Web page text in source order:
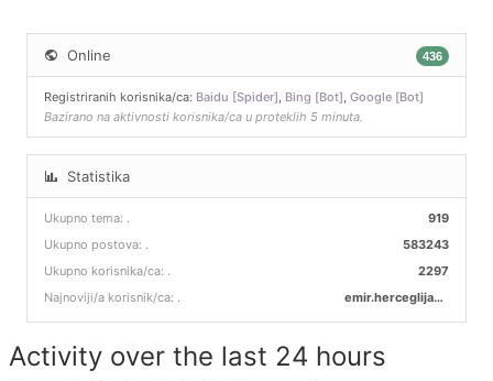
Online 436
Registriranih korisnika/ca: Baidu [Spider], Bing [Bot], Google [Bot]
Bazirano na aktivnosti korisnika/ca u proteklih 5 minuta.
Statistika
Ukupno tema: 919
.
Ukupno postova:
583243
.
Ukupno korisnika/ca:
2297
.
Najnoviji/a korisnik/ca:
emir.herceglija00
.
Activity over the last 24 hours